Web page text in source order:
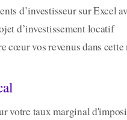
d’investisseur sur Excel
d’investissement locatif
cœur vos revenus dans
votre taux marginal